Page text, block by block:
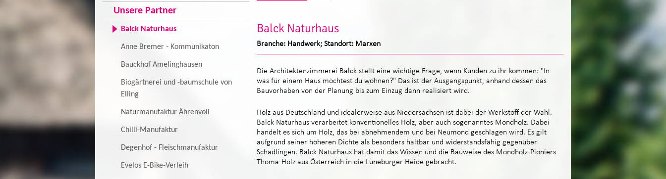
Unsere Partner
Balck Naturhaus
Anne Bremer - Kommunikaton
Bauckhof Amelinghausen
Biogärtnerei und -baumschule von
Elling
Naturmanufaktur Ährenvoll
Chilli-Manufaktur
Degenhof - Fleischmanufaktur
Evelos E-Bike-Verleih
Balck Naturhaus
Branche: Handwerk; Standort: Marxen
Die Architektenzimmerei Balck stellt eine wichtige Frage, wenn Kunden zu ihr kommen: "In
was für einem Haus möchtest du wohnen?" Das ist der Ausgangspunkt, anhand dessen das
Bauvorhaben von der Planung bis zum Einzug dann realisiert wird.
Holz aus Deutschland und idealerweise aus Niedersachsen ist dabei der Werkstoff der Wahl.
Balck Naturhaus verarbeitet konventionelles Holz, aber auch sogenanntes Mondholz. Dabei
handelt es sich um Holz, das bei abnehmendem und bei Neumond geschlagen wird. Es gilt
aufgrund seiner höheren Dichte als besonders haltbar und widerstandsfähig gegenüber
Schädlingen. Balck Naturhaus hat damit das Wissen und die Bauweise des Mondholz-Pioniers
Thoma-Holz aus Österreich in die Lüneburger Heide gebracht.